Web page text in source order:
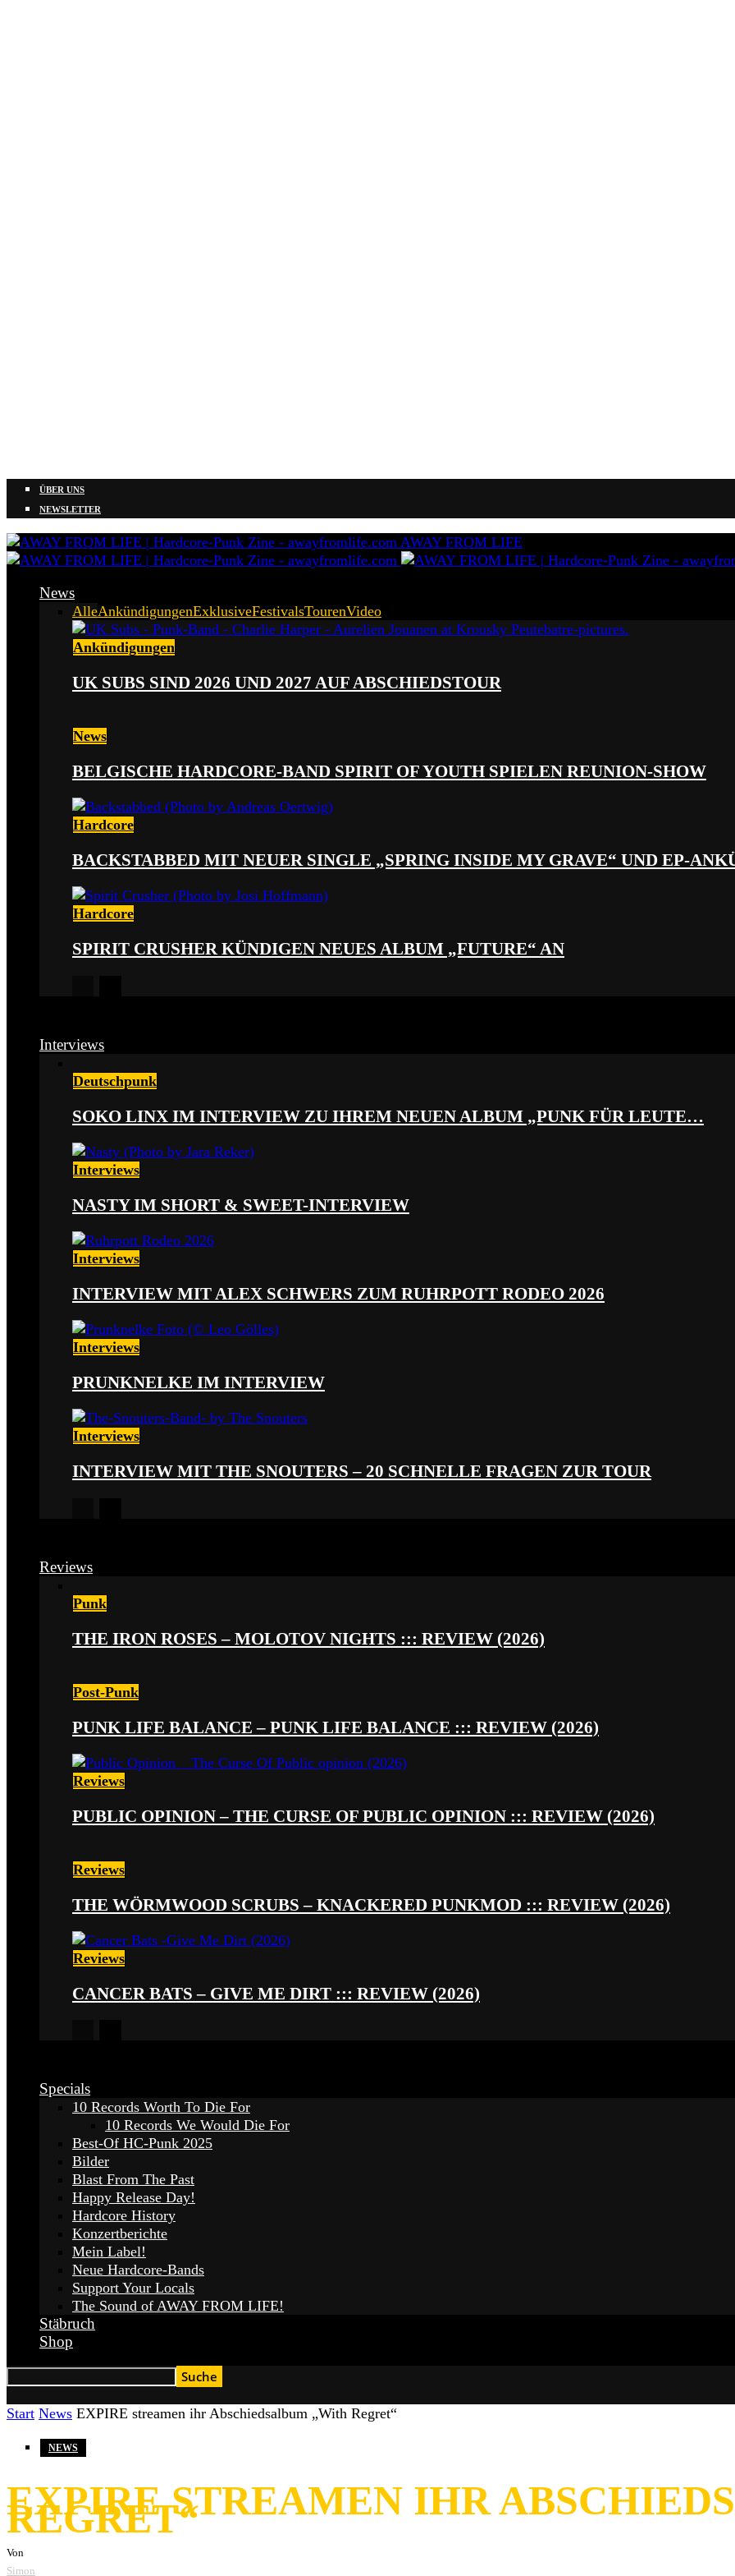
ÜBER UNS
NEWSLETTER
AWAY FROM LIFE
News
AlleAnkündigungenExklusiveFestivalsTourenVideo
Ankündigungen
UK SUBS SIND 2026 UND 2027 AUF ABSCHIEDSTOUR
News
BELGISCHE HARDCORE-BAND SPIRIT OF YOUTH SPIELEN REUNION-SHOW
Hardcore
BACKSTABBED MIT NEUER SINGLE „SPRING INSIDE MY GRAVE“ UND EP-
Hardcore
SPIRIT CRUSHER KÜNDIGEN NEUES ALBUM „FUTURE“ AN
Interviews
Deutschpunk
SOKO LINX IM INTERVIEW ZU IHREM NEUEN ALBUM „PUNK FÜR LEUTE…
Interviews
NASTY IM SHORT & SWEET-INTERVIEW
Interviews
INTERVIEW MIT ALEX SCHWERS ZUM RUHRPOTT RODEO 2026
Interviews
PRUNKNELKE IM INTERVIEW
Interviews
INTERVIEW MIT THE SNOUTERS – 20 SCHNELLE FRAGEN ZUR TOUR
Reviews
Punk
THE IRON ROSES – MOLOTOV NIGHTS ::: REVIEW (2026)
Post-Punk
PUNK LIFE BALANCE – PUNK LIFE BALANCE ::: REVIEW (2026)
Reviews
PUBLIC OPINION – THE CURSE OF PUBLIC OPINION ::: REVIEW (2026)
Reviews
THE WÖRMWOOD SCRUBS – KNACKERED PUNKMOD ::: REVIEW (2026)
Reviews
CANCER BATS – GIVE ME DIRT ::: REVIEW (2026)
Specials
10 Records Worth To Die For
10 Records We Would Die For
Best-Of HC-Punk 2025
Bilder
Blast From The Past
Happy Release Day!
Hardcore History
Konzertberichte
Mein Label!
Neue Hardcore-Bands
Support Your Locals
The Sound of AWAY FROM LIFE!
Stäbruch
Shop
Start News EXPIRE streamen ihr Abschiedsalbum „With Regret“
NEWS
EXPIRE STREAMEN IHR
REGRET“
Von
Simon